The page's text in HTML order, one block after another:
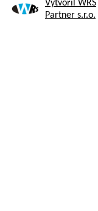
Vytvořil WRS
Partner s.r.o.